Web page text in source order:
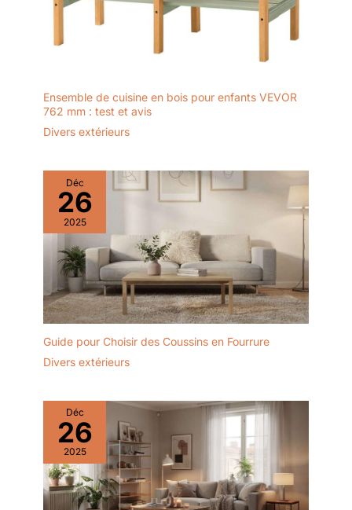
Ensemble de cuisine en bois pour enfants VEVOR
762 mm : test et avis
Divers extérieurs
Déc
26
2025
Guide pour Choisir des Coussins en Fourrure
Divers extérieurs
Déc
26
2025